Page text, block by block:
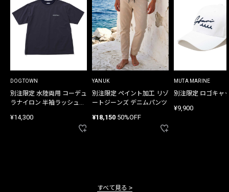
DOGTOWN
別注限定 水陸両用 コーデュ
ラナイロン 半袖ラッシュガ
¥14,300
YANUK
別注限定 ペイント加工 リゾ
ートジーンズ デニムパンツ
¥18,150 50%OFF
MUTA MARINE
別注限定 ロゴキャ
¥9,900
すべて見る